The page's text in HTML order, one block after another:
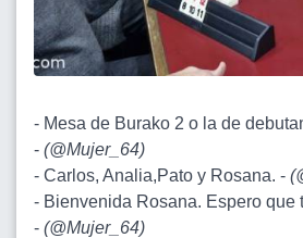
- Mesa de Burako 2 o la de
- (@Mujer_64)
- Carlos, Analia,Pato y Rosana. - (
- Bienvenida Rosana. Espero que
- (@Mujer_64)